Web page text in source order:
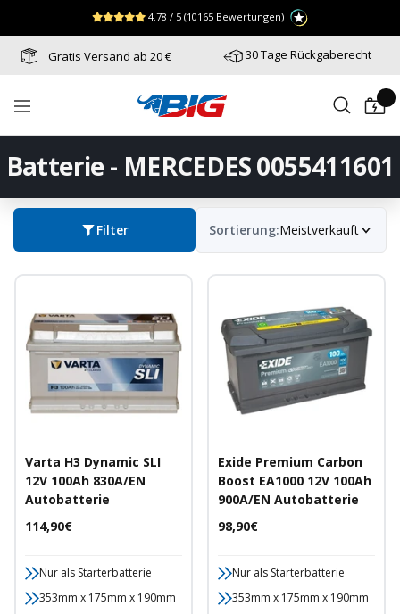
Zum Menü springen
Fußzeile springen
Barrierefreiheits-Widget öffnen
Inhalt
4.78 / 5 (10165 Bewertungen)
Gratis Versand ab 20 € 30 Tage Rückgaberecht
Navigation
Batterie-
Batterie - MERCEDES 0055411601
Filter Sortierung:Meistverkauft
Varta H3 Dynamic SLI
12V 100Ah 830A/EN
Autobatterie
Angebotspreis
114,90€
Nur als Starterbatterie
353mm x 175mm x 190mm
Exide Premium Carbon
Boost EA1000 12V 100Ah
900A/EN Autobatterie
Angebotspreis
98,90€
Nur als Starterbatterie
353mm x 175mm x 190mm